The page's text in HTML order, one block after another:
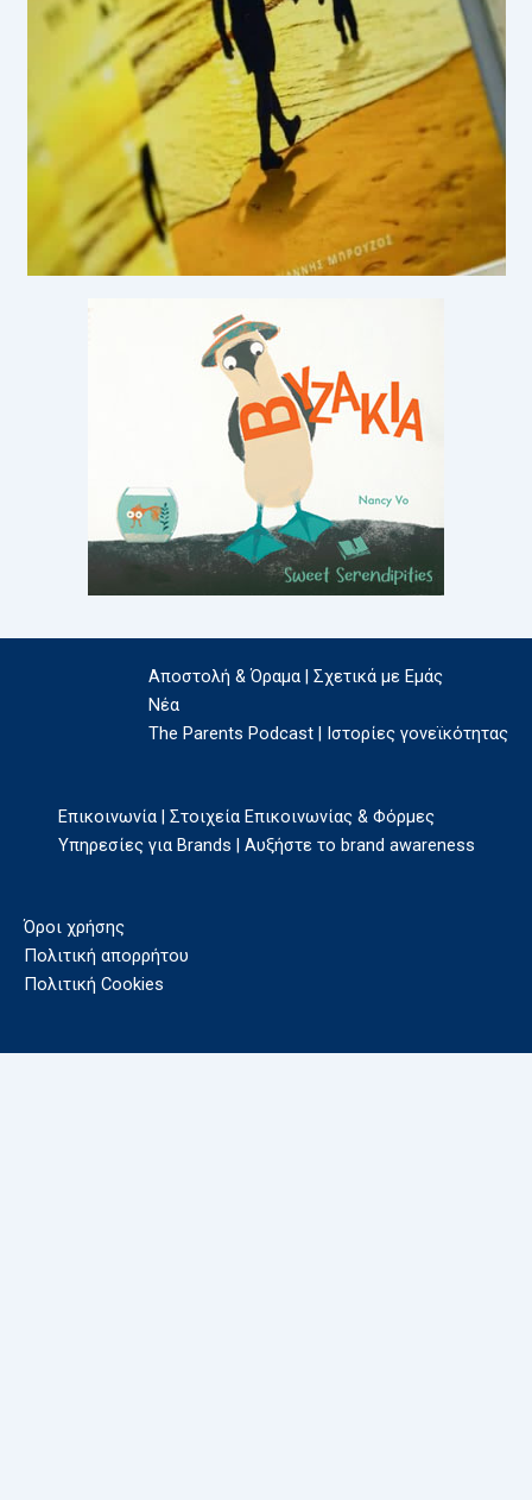
Αποστολή & Όραμα | Σχετικά με Εμάς
Νέα
The Parents Podcast | Ιστορίες γονεϊκότητας
Επικοινωνία | Στοιχεία Επικοινωνίας & Φόρμες
Υπηρεσίες για Brands | Αυξήστε το brand awareness
Όροι χρήσης
Πολιτική απορρήτου
Πολιτική Cookies